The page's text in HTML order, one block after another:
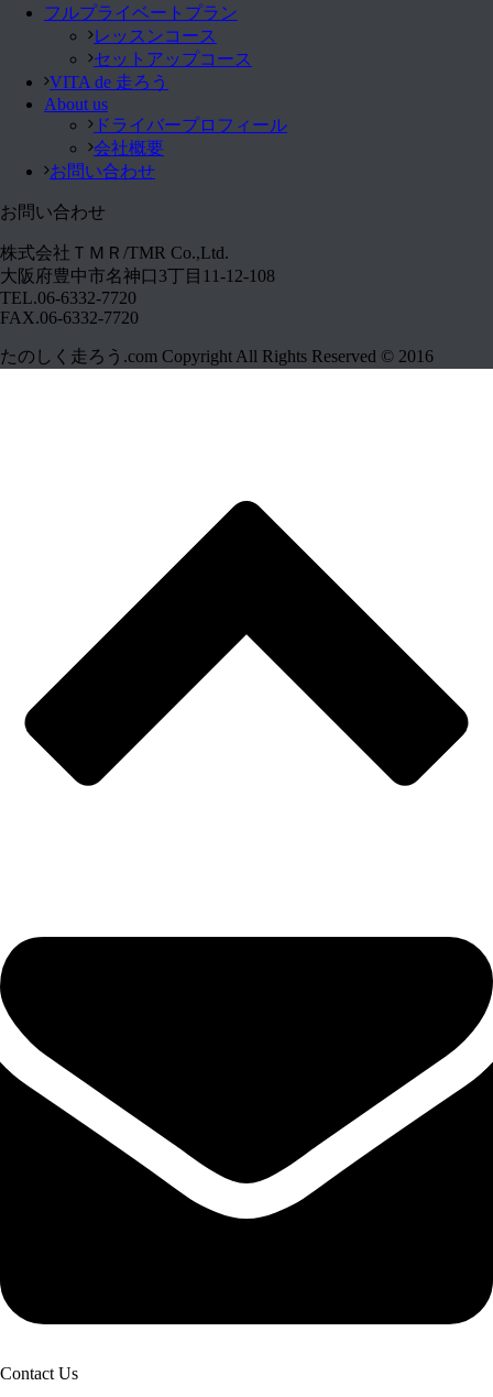
フルプライベートプラン
レッスンコース
セットアップコース
VITA de 走ろう
About us
ドライバープロフィール
会社概要
お問い合わせ
お問い合わせ
株式会社ＴＭＲ/TMR Co.,Ltd.
大阪府豊中市名神口3丁目11-12-108
TEL.06-6332-7720
FAX.06-6332-7720
たのしく走ろう.com Copyright All Rights Reserved © 2016
Contact Us